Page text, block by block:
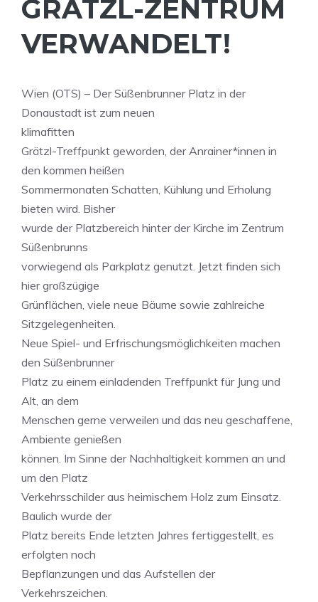
RÄTZL-ZENTRUM V
ERWANDELT!
Wien (OTS) – Der Süßenbrunner Platz in der
Donaustadt ist zum neuen
klimafitten
Grätzl-Treffpunkt geworden, der Anrainer*innen in
den kommen heißen
Sommermonaten Schatten, Kühlung und Erholung
bieten wird. Bisher
wurde der Platzbereich hinter der Kirche im Zentrum
Süßenbrunns
vorwiegend als Parkplatz genutzt. Jetzt finden sich
hier großzügige
Grünflächen, viele neue Bäume sowie zahlreiche
Sitzgelegenheiten.
Neue Spiel- und Erfrischungsmöglichkeiten machen
den Süßenbrunner
Platz zu einem einladenden Treffpunkt für Jung und
Alt, an dem
Menschen gerne verweilen und das neu geschaffene,
Ambiente genießen
können. Im Sinne der Nachhaltigkeit kommen an und
um den Platz
Verkehrsschilder aus heimischem Holz zum Einsatz.
Baulich wurde der
Platz bereits Ende letzten Jahres fertiggestellt, es
erfolgten noch
Bepflanzungen und das Aufstellen der
Verkehrszeichen.